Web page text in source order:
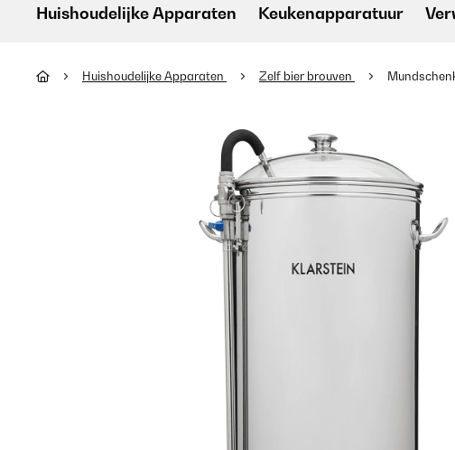
Huishoudelijke Apparaten Keukenapparatuur
Huishoudelijke Apparaten Zelf bier brouven